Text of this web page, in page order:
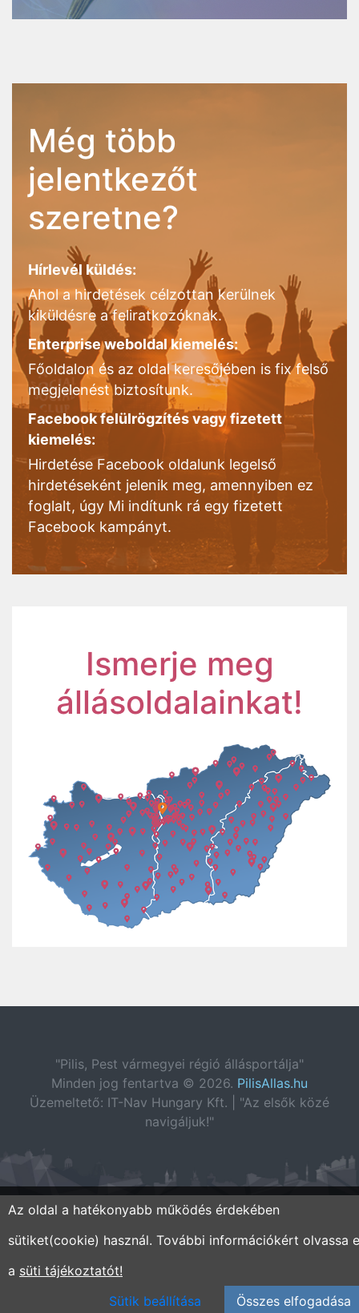
Még több
jelentkezőt
szeretne?
Hírlevél küldés:
Ahol a hirdetések célzottan kerülnek
kiküldésre a feliratkozóknak.
Enterprise weboldal kiemelés:
Főoldalon és az oldal keresőjében is fix felső
megjelenést biztosítunk.
Facebook felülrögzítés vagy fizetett
kiemelés:
Hirdetése Facebook oldalunk legelső
hirdetéseként jelenik meg, amennyiben ez
foglalt, úgy Mi indítunk rá egy fizetett
Facebook kampányt.
Ismerje meg
állásoldalainkat!
"Pilis, Pest vármegyei régió állásportálja"
Minden jog fentartva © 2026. PilisAllas.hu
Üzemeltető: IT-Nav Hungary Kft. | "Az elsők közé
navigáljuk!"
Az oldal a hatékonyabb működés érdekében
sütiket(cookie) használ. További információkért olvassa
a süti tájékoztatót!
Sütik beállítása
Összes elfogadása